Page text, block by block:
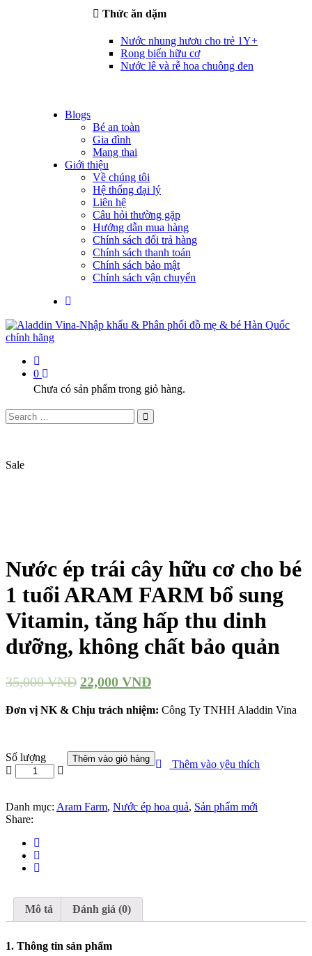
Thức ăn dặm
Nước nhung hươu cho trẻ 1Y+
Rong biển hữu cơ
Nước lê và rễ hoa chuông đen
Blogs
Bé an toàn
Gia đình
Mang thai
Giới thiệu
Về chúng tôi
Hệ thống đại lý
Liên hệ
Câu hỏi thường gặp
Hướng dẫn mua hàng
Chính sách đổi trả hàng
Chính sách thanh toán
Chính sách bảo mật
Chính sách vận chuyển
0
Chưa có sản phẩm trong giỏ hàng.
Sale
Nước ép trái cây hữu cơ cho bé
1 tuổi ARAM FARM bổ sung
Vitamin, tăng hấp thu dinh
dưỡng, không chất bảo quản
35,000VNĐ 22,000 VNĐ
Đơn vị NK & Chịu trách nhiệm: Công Ty TNHH Aladdin Vina
Số lượng Thêm vào giỏ hàng Thêm vào yêu thích
Danh mục: Aram Farm, Nước ép hoa quả, Sản phẩm mới
Share:
Mô tả Đánh giá (0)
1. Thông tin sản phẩm